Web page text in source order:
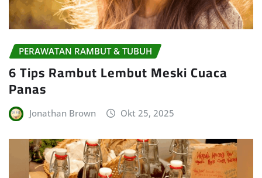
PERAWATAN RAMBUT & TUBUH
6 Tips Rambut Lembut Meski Cuaca
Panas
Jonathan Brown Okt 25, 2025